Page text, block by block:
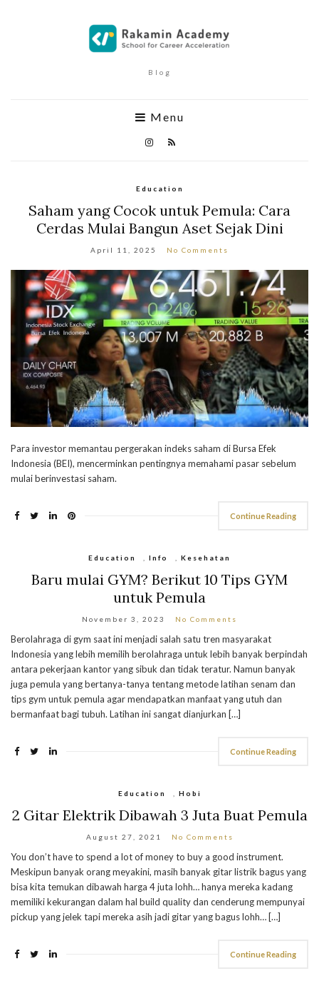
Blog
Menu
Education
Saham yang Cocok untuk Pemula: Cara
Cerdas Mulai Bangun Aset Sejak Dini
April 11, 2025 No Comments
Para investor memantau pergerakan indeks saham di Bursa Efek
Indonesia (BEI), mencerminkan pentingnya memahami pasar sebelum
mulai berinvestasi saham.
Continue Reading
Education Info Kesehatan
Baru mulai GYM? Berikut 10 Tips GYM
untuk Pemula
November 3, 2023 No Comments
Berolahraga di gym saat ini menjadi salah satu tren masyarakat
Indonesia yang lebih memilih berolahraga untuk lebih banyak berpindah
antara pekerjaan kantor yang sibuk dan tidak teratur. Namun banyak
juga pemula yang bertanya-tanya tentang metode latihan senam dan
tips gym untuk pemula agar mendapatkan manfaat yang utuh dan
bermanfaat bagi tubuh. Latihan ini sangat dianjurkan […]
Continue Reading
Education Hobi
2 Gitar Elektrik Dibawah 3 Juta Buat Pemula
August 27, 2021 No Comments
You don’t have to spend a lot of money to buy a good instrument.
Meskipun banyak orang meyakini, masih banyak gitar listrik bagus yang
bisa kita temukan dibawah harga 4 juta lohh… hanya mereka kadang
memiliki kekurangan dalam hal build quality dan cenderung mempunyai
pickup yang jelek tapi mereka asih jadi gitar yang bagus lohh… […]
Continue Reading